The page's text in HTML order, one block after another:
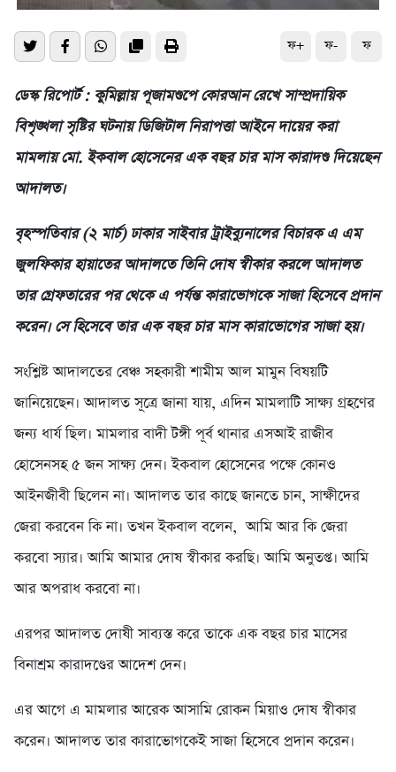
ফ+ ফ- ফ
ডেস্ক রিপোর্ট : কুমিল্লায় পূজামণ্ডপে কোরআন রেখে সাম্প্রদায়িক
বিশৃঙ্খলা সৃষ্টির ঘটনায় ডিজিটাল নিরাপত্তা আইনে দায়ের করা
মামলায় মো. ইকবাল হোসেনের এক বছর চার মাস কারাদণ্ড দিয়েছেন
আদালত।
বৃহস্পতিবার (২ মার্চ) ঢাকার সাইবার ট্রাইব্যুনালের বিচারক এ এম
জুলফিকার হায়াতের আদালতে তিনি দোষ স্বীকার করলে আদালত
তার গ্রেফতারের পর থেকে এ পর্যন্ত কারাভোগকে সাজা হিসেবে প্রদান
করেন। সে হিসেবে তার এক বছর চার মাস কারাভোগের সাজা হয়।
সংশ্লিষ্ট আদালতের বেঞ্চ সহকারী শামীম আল মামুন বিষয়টি
জানিয়েছেন। আদালত সূত্রে জানা যায়, এদিন মামলাটি সাক্ষ্য গ্রহণের
জন্য ধার্য ছিল। মামলার বাদী টঙ্গী পূর্ব থানার এসআই রাজীব
হোসেনসহ ৫ জন সাক্ষ্য দেন। ইকবাল হোসেনের পক্ষে কোনও
আইনজীবী ছিলেন না। আদালত তার কাছে জানতে চান, সাক্ষীদের
জেরা করবেন কি না। তখন ইকবাল বলেন, আমি আর কি জেরা
করবো স্যার। আমি আমার দোষ স্বীকার করছি। আমি অনুতপ্ত। আমি
আর অপরাধ করবো না।
এরপর আদালত দোষী সাব্যস্ত করে তাকে এক বছর চার মাসের
বিনাশ্রম কারাদণ্ডের আদেশ দেন।
এর আগে এ মামলার আরেক আসামি রোকন মিয়াও দোষ স্বীকার
করেন। আদালত তার কারাভোগকেই সাজা হিসেবে প্রদান করেন।